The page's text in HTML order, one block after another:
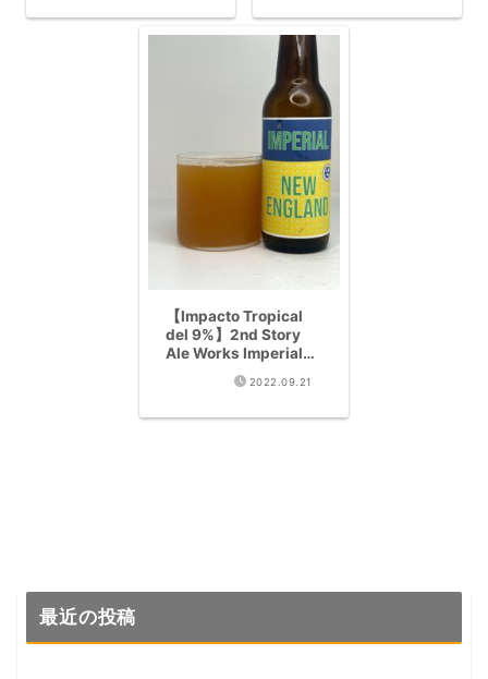
【Impacto Tropical
del 9%】2nd Story
Ale Works Imperial
New England IPA
2022.09.21
最近の投稿